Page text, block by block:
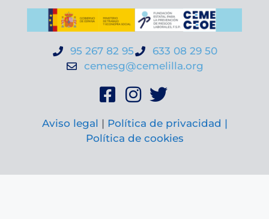
95 267 82 95
633 08 29 50
cemesg@cemelilla.org
Aviso legal | Política de privacidad |
Política de cookies